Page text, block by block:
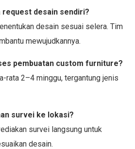
request desain sendiri?
desain sesuai selera. Tim
mewujudkannya.
pembuatan custom furniture?
rata 2–4 minggu, tergantung jenis
survei ke lokasi?
survei langsung untuk
desain.